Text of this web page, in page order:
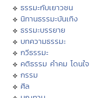
ธรรมะกับเยาวชน
นิทานธรรมะบันเทิง
ธรรมะบรรยาย
บทความธรรมะ
กวีธรรมะ
คติธรรม คำคม โดนใจ
กรรม
ศีล